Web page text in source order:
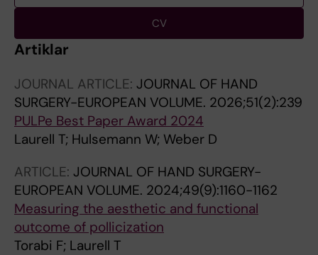
CV
Artiklar
JOURNAL ARTICLE: JOURNAL OF HAND
SURGERY-EUROPEAN VOLUME. 2026;51(2):239
PULPe Best Paper Award 2024
Laurell T; Hulsemann W; Weber D
ARTICLE: JOURNAL OF HAND SURGERY-
EUROPEAN VOLUME. 2024;49(9):1160-1162
Measuring the aesthetic and functional
outcome of pollicization
Torabi F; Laurell T